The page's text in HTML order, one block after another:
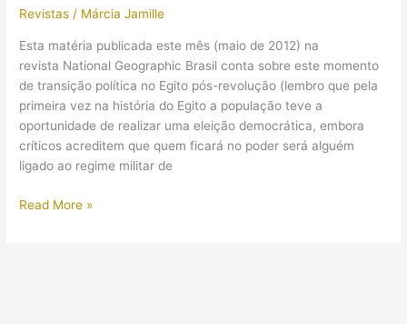
há
de
10
anos,
é
encontrada
na
Holanda
Revistas / Márcia Jamille
Esta matéria publicada este mês (maio de 2012) na
revista National Geographic Brasil conta sobre este momento
de transição política no Egito pós-revolução (lembro que pela
primeira vez na história do Egito a população teve a
oportunidade de realizar uma eleição democrática, embora
críticos acreditem que quem ficará no poder será alguém
ligado ao regime militar de
Egito
Read More »